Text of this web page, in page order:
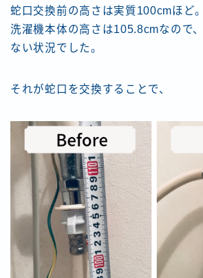
蛇口交換前の高さは実質100cmほど。
洗濯機本体の高さは105.8cmなので
ない状況でした。
それが蛇口を交換することで、